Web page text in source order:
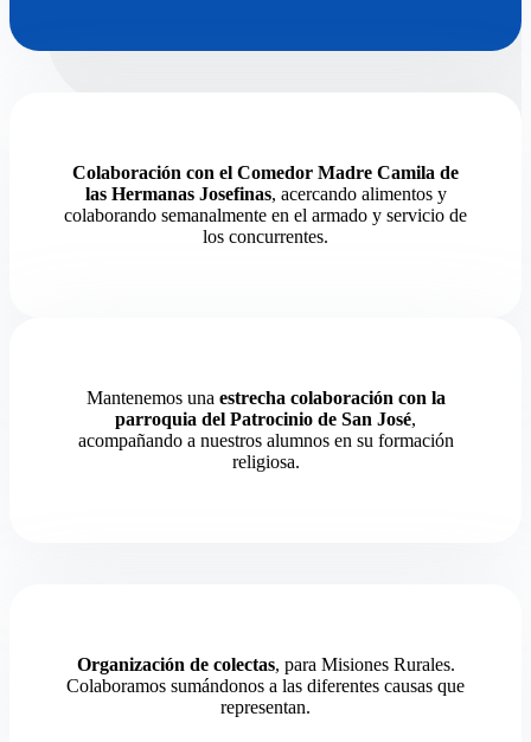
Colaboración con el Comedor Madre Camila de
las Hermanas Josefinas, acercando alimentos y
colaborando semanalmente en el armado y servicio de
los concurrentes.
Mantenemos una estrecha colaboración con la
parroquia del Patrocinio de San José,
acompañando a nuestros alumnos en su formación
religiosa.
Organización de colectas, para Misiones Rurales.
Colaboramos sumándonos a las diferentes causas que
representan.